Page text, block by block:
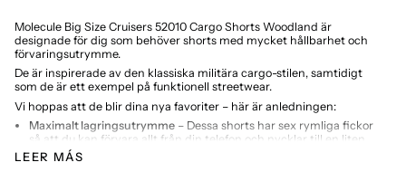
Molecule Big Size Cruisers 52010 Cargo Shorts Woodland är
designade för dig som behöver shorts med mycket hållbarhet och
förvaringsutrymme.
De är inspirerade av den klassiska militära cargo-stilen, samtidigt
som de är ett exempel på funktionell streetwear.
Vi hoppas att de blir dina nya favoriter – här är anledningen:
Maximalt lagringsutrymme – Dessa shorts har sex rymliga fickor
så att du kan förvara allt från din telefon och nycklar till en liten
iPad eller bärbar dator. Sidofickorna är djupa och breda. De
LEER MÁS